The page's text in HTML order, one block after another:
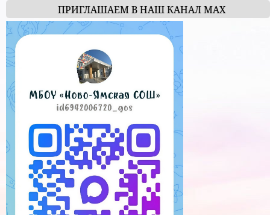
ПРИГЛАШАЕМ В НАШ КАНАЛ МАХ